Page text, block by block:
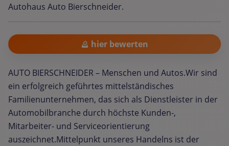
Autohaus Auto Bierschneider.
hier bewerten
AUTO BIERSCHNEIDER – Menschen und Autos.Wir sind
ein erfolgreich geführtes mittelständisches
Familienunternehmen, das sich als Dienstleister in der
Automobilbranche durch höchste Kunden-,
Mitarbeiter- und Serviceorientierung
auszeichnet.Mittelpunkt unseres Handelns ist der